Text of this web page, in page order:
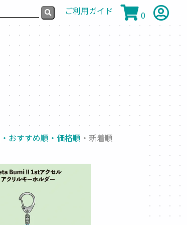
ご利用ガイド 0
・おすすめ順 ・価格順 ・新着順